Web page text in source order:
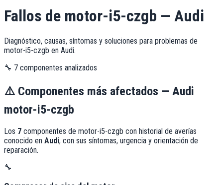
Fallos de motor-i5-czgb — Audi
Diagnóstico, causas, síntomas y soluciones para problemas de
motor-i5-czgb en Audi.
🔧 7 componentes analizados
⚠️Componentes más afectados — Audi
motor-i5-czgb
Los 7 componentes de motor-i5-czgb con historial de averías
conocido en Audi, con sus síntomas, urgencia y orientación de
reparación.
🔧